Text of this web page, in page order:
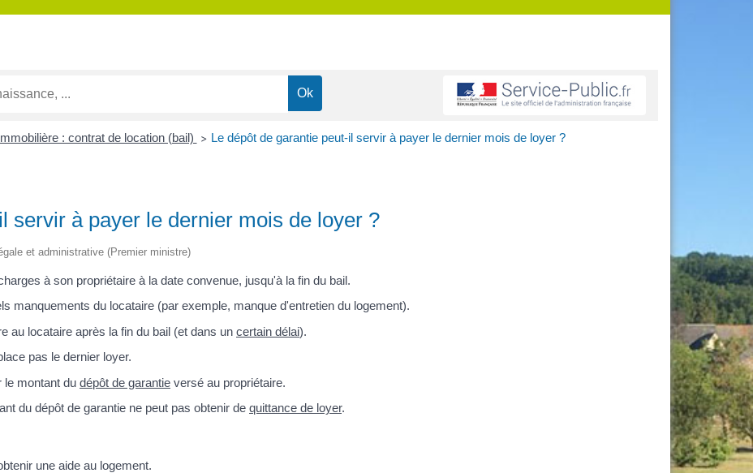
: contrat de location (bail) > Le dépôt de garantie peut-il servir à payer le dernier mois de loyer ?
servir à payer le dernier mois de loyer ?
et administrative (Premier ministre)
à son propriétaire à la date convenue, jusqu'à la fin du bail.
manquements du locataire (par exemple, manque d'entretien du logement).
au locataire après la fin du bail (et dans un certain délai).
pas le dernier loyer.
le montant du dépôt de garantie versé au propriétaire.
du dépôt de garantie ne peut pas obtenir de quittance de loyer.
une aide au logement.